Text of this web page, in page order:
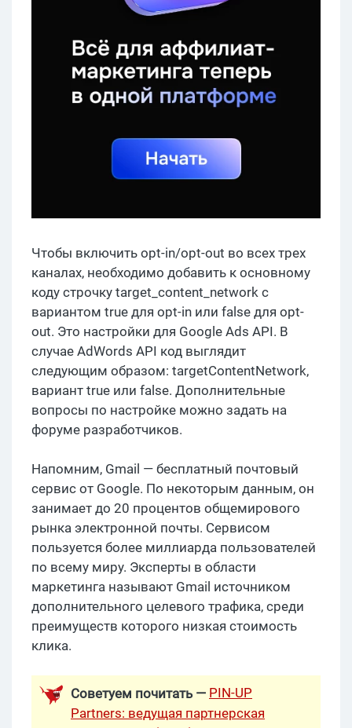
Чтобы включить opt-in/opt-out во всех трех
каналах, необходимо добавить к основному
коду строчку target_content_network с
вариантом true для opt-in или false для opt-
out. Это настройки для Google Ads API. В
случае AdWords API код выглядит
следующим образом: targetContentNetwork,
вариант true или false. Дополнительные
вопросы по настройке можно задать на
форуме разработчиков.
Напомним, Gmail — бесплатный почтовый
сервис от Google. По некоторым данным, он
занимает до 20 процентов общемирового
рынка электронной почты. Сервисом
пользуется более миллиарда пользователей
по всему миру. Эксперты в области
маркетинга называют Gmail источником
дополнительного целевого трафика, среди
преимуществ которого низкая стоимость
клика.
Советуем почитать — PIN-UP
Partners: ведущая партнерская